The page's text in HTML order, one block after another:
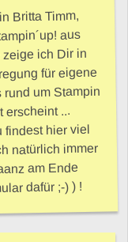
Britta Timm,
aus
ich Dir in
für eigene
um Stampin
erscheint ...
findest hier viel
natürlich immer
am Ende
dafür ;-) ) !